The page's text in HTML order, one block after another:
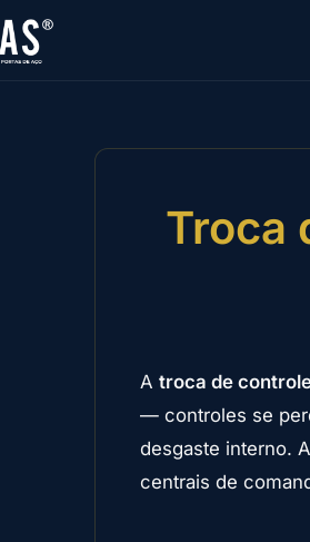
Troca
A troca de
— controles se
desgaste interno.
centrais de